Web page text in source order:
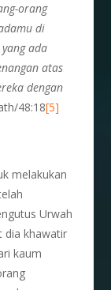
orang
di
ada
atas
dengan
48:18[5]
melakukan
Urwah
dia khawatir
kaum